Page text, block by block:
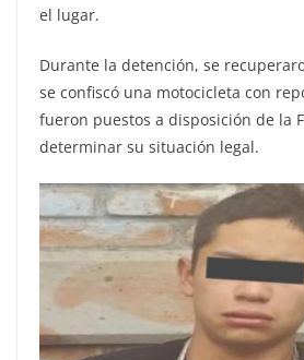
el lugar.
Durante la detención, se
se confiscó una motocicleta con
fueron puestos a disposición de la
determinar su situación legal.